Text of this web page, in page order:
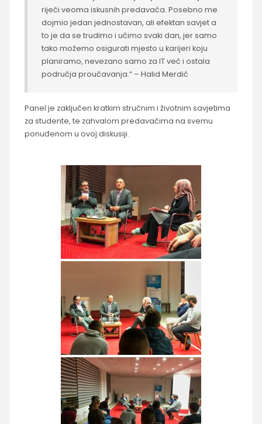
riječi veoma iskusnih predavača. Posebno me
dojmio jedan jednostavan, ali efektan savjet a
to je da se trudimo i učimo svaki dan, jer samo
tako možemo osigurati mjesto u karijeri koju
planiramo, nevezano samo za IT već i ostala
područja proučavanja.“ – Halid Merdić
Panel je zaključen kratkim stručnim i životnim savjetima
za studente, te zahvalom predavačima na svemu
ponuđenom u ovoj diskusiji.